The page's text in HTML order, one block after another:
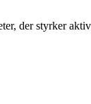
der styrker